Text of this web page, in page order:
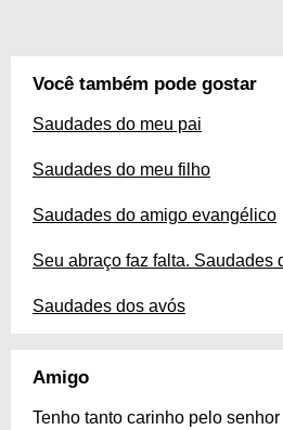
Você também pode gostar
Saudades do meu pai
Saudades do meu filho
Saudades do amigo evangélico
Seu abraço faz falta. Saudades
Saudades dos avós
Amigo
Tenho tanto carinho pelo